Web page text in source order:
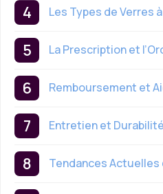
Les Types de Verres
La Prescription et
Remboursement et
Entretien et
Tendances Actuelles